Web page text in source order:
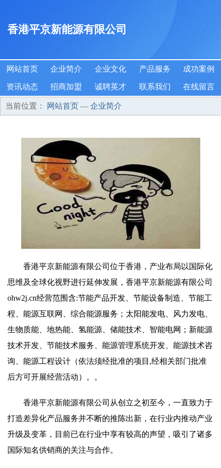
香港平京新能源有限公司
网站首页 企业简介 企业文化 产品服务 成功案例
资讯动态 招商加盟 诚聘英才 联系我们 在线留言
当前位置： 网站首页 — 企业简介
香港平京新能源有限公司位于香港，产业布局以国际化
思维及全球化视野进行延伸发展，香港平京新能源有限公司
ohw2j.cn经营范围含:节能产品开发、节能设备制造、节能工
程、能源互联网、综合能源服务；太阳能发电、风力发电、
生物质能、地热能、氢能源、储能技术、智能电网；新能源
技术开发、节能技术服务、能源管理系统开发、能源技术咨
询、能源工程设计（依法须经批准的项目,经相关部门批准
后方可开展经营活动）。。
香港平京新能源有限公司从创立之初至今，一直致力于
打造差异化产品服务并不断的推陈出新，在行业内推动产业
升级及变革，目前已在行业中享有较高的声望，吸引了诸多
国际知名供销商的关注与合作。